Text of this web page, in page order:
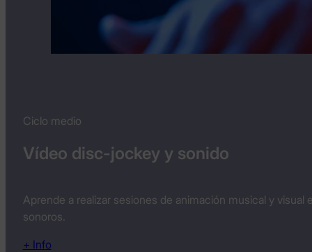
Vídeo disc-jockey y sonido
Ciclo medio
Aprende a realizar sesiones de animación musical y
sonoros.
+ Info